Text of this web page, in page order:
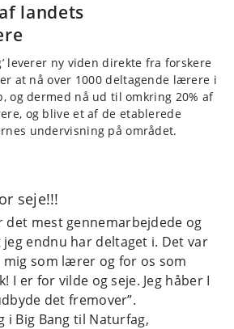
landets
leverer ny viden direkte fra forskere
at nå over 1000 deltagende lærere i
og dermed nå ud til omkring 20% af
og blive et af de etablerede
undervisning på området.
seje!!!
det mest gennemarbejdede og
endnu har deltaget i. Det var
mig som lærer og for os som
I er for vilde og seje. Jeg håber I
det fremover”.
Big Bang til Naturfag,